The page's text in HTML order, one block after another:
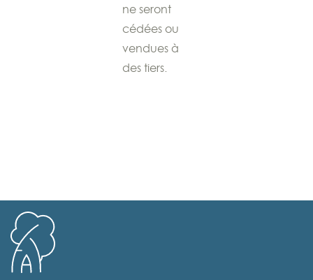
ne seront
cédées ou
vendues à
des tiers.